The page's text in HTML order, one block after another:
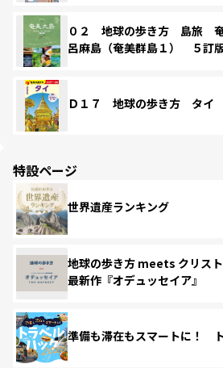
０２ 地球の歩き方 島旅
呂麻島（奄美群島１） ５訂
Ｄ１７ 地球の歩き方 タイ
特設ページ
世界遺産ランキング
地球の歩き方 meets クリス
最新作『オデュッセイア』
準備も滞在もスマートに！